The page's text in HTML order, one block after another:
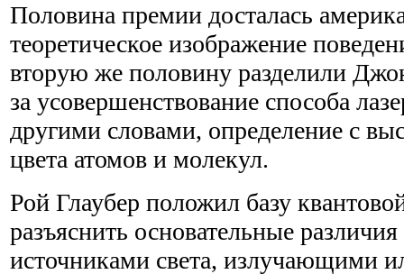
Половина премии досталась
теоретическое изображение
вторую же половину разделили
за усовершенствование способа
другими словами, определение с
цвета атомов и молекул.
Рой Глаубер положил базу
разъяснить основательные
источниками света, излучающими